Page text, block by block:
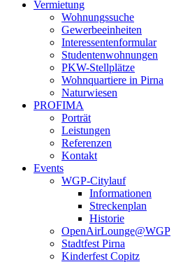
Vermietung
Wohnungssuche
Gewerbeeinheiten
Interessentenformular
Studentenwohnungen
PKW-Stellplätze
Wohnquartiere in Pirna
Naturwiesen
PROFIMA
Porträt
Leistungen
Referenzen
Kontakt
Events
WGP-Citylauf
Informationen
Streckenplan
Historie
OpenAirLounge@WGP
Stadtfest Pirna
Kinderfest Copitz